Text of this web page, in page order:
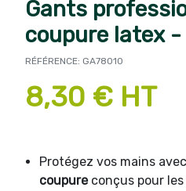
Gants
coupure latex -
RÉFÉRENCE: GA78010
8,30 € HT
Protégez vos mains
coupureconçus pour